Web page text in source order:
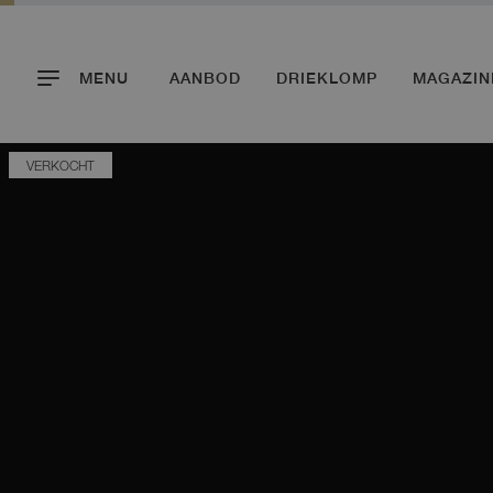
MENU AANBOD DRIEKLOMP
VERKOCHT